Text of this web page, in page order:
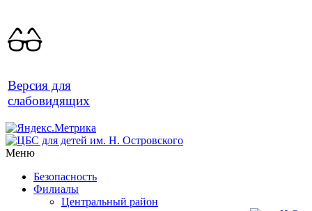
Версия для
слабовидящих
Меню
Безопасность
Филиалы
Центральный район